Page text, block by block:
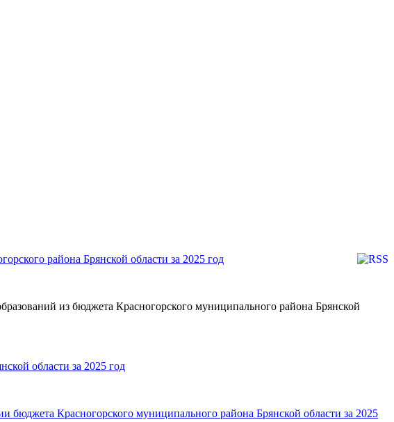
района Брянской области за 2025 год
из бюджета Красногорского муниципального района Брянской
области за 2025 год
Красногорского муниципального района Брянской области за 2025